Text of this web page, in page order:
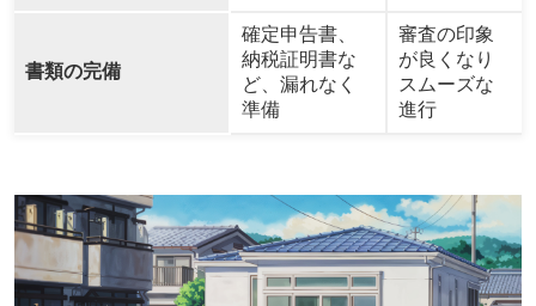
書類の完備
確定申告書、
納税証明書な
ど、漏れなく
準備
審査の印象
が良くなり
スムーズな
進行